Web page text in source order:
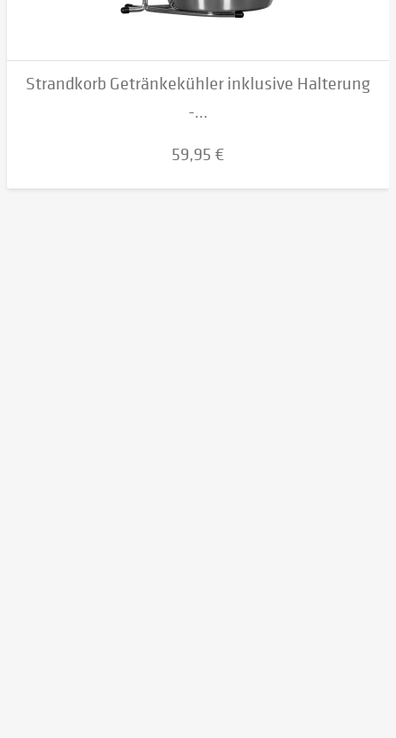
Strandkorb Getränkekühler inklusive Halterung
-...
59,95 €